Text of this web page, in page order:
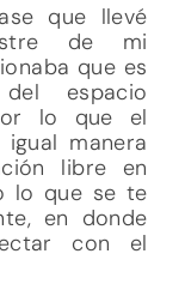
que llevé
de mi
que es
espacio
lo que el
manera
libre en
lo que se te
en donde
con el